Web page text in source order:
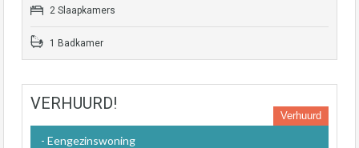
2 Slaapkamers
1 Badkamer
VERHUURD!
Verhuurd
- Eengezinswoning